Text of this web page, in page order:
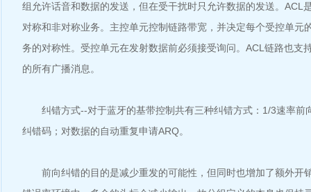
组允许话音和数据的发送，但在受干扰时只允许数据的发送。ACL
对称和非对称业务。主控单元控制链路带宽，并决定每个受控单元
务的对称性。受控单元在发射数据前必须接受询问。ACL链路也支
的所有广播消息。
纠错方式--对于蓝牙的基带控制共有三种纠错方式：1/3速率前
纠错码；对数据的自动重复申请ARQ。
前向纠错的目的是减少重发的可能性，但同时也增加了额外开